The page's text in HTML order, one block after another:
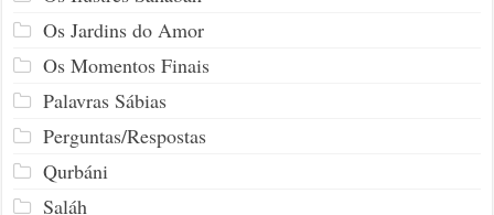
Os Jardins do Amor
Os Momentos Finais
Palavras Sábias
Perguntas/Respostas
Qurbáni
Saláh